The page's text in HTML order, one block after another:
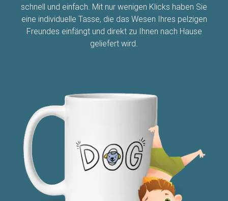
schnell und einfach. Mit nur wenigen Klicks haben Sie
eine individuelle Tasse, die das Wesen Ihres pelzigen
Freundes einfängt und direkt zu Ihnen nach Hause
geliefert wird.